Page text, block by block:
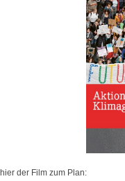
hier der Film zum Plan: